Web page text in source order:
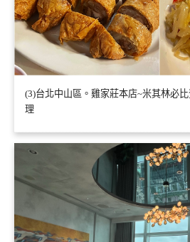
(3)台北中山區。雞家莊本店~米其林必
理